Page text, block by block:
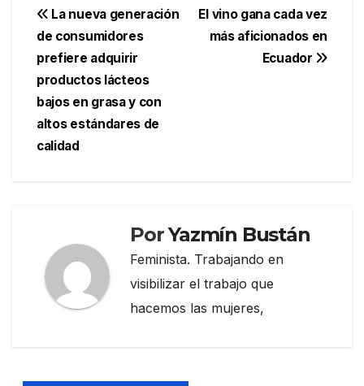
Navegación
de
entradas
El vino gana cada vez
más aficionados en
Ecuador
La nueva generación
de consumidores
prefiere adquirir
productos lácteos
bajos en grasa y con
altos estándares de
calidad
PorYazmín Bustán
Feminista. Trabajando en
visibilizar el trabajo que
hacemos las mujeres,